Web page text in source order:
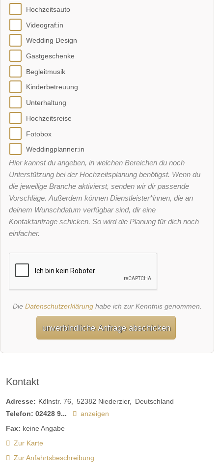
Hochzeitsauto
Videograf:in
Wedding Design
Gastgeschenke
Begleitmusik
Kinderbetreuung
Unterhaltung
Hochzeitsreise
Fotobox
Weddingplanner:in
Hier kannst du angeben, in welchen Bereichen du noch
Unterstützung bei der Hochzeitsplanung benötigst. Wenn du
die jeweilige Branche aktivierst, senden wir dir passende
Vorschläge. Außerdem können Dienstleister*innen, die an
deinem Wunschdatum verfügbar sind, dir eine
Kontaktanfrage schicken. So wird die Planung für dich noch
einfacher.
Die Datenschutzerklärunghabe ich zur Kenntnis genommen.
unverbindliche Anfrage abschicken
Kontakt
Adresse: Kölnstr. 76 52382 Niederzier
Deutschland
Telefon: 02428 9...
anzeigen
Fax: keine Angabe
Zur Karte
Zur Anfahrtsbeschreibung